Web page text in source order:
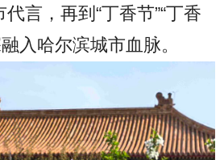
代言，再到“丁香节”“丁香
入哈尔滨城市血脉。